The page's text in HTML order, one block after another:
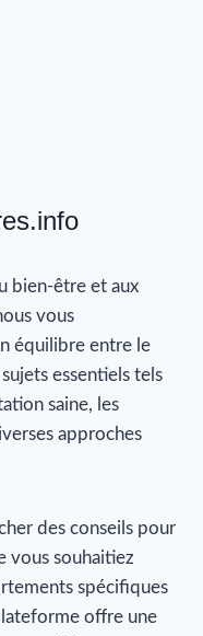
bien-être et aux
vous
équilibre entre le
essentiels tels
saine, les
approches
des conseils pour
vous souhaitiez
spécifiques
offre une